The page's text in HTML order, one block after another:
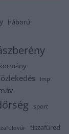
háború
kormány
lmp
sport
tiszafüred